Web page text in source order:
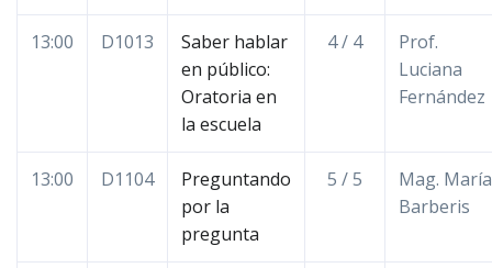
13:00 D1013
Saber hablar
en público:
Oratoria en
la escuela
4 / 4
Prof.
Luciana
Fernández
13:00 D1104
Preguntando
por la
pregunta
5 / 5
Mag. María
Barberis